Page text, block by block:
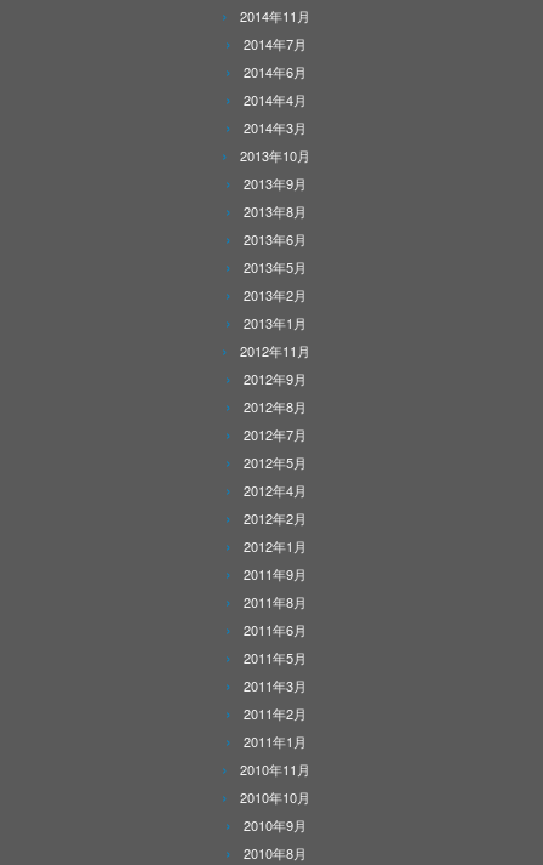
2014年11月
2014年7月
2014年6月
2014年4月
2014年3月
2013年10月
2013年9月
2013年8月
2013年6月
2013年5月
2013年2月
2013年1月
2012年11月
2012年9月
2012年8月
2012年7月
2012年5月
2012年4月
2012年2月
2012年1月
2011年9月
2011年8月
2011年6月
2011年5月
2011年3月
2011年2月
2011年1月
2010年11月
2010年10月
2010年9月
2010年8月